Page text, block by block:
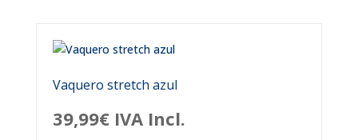
Vaquero stretch azul
39,99€ IVA Incl.